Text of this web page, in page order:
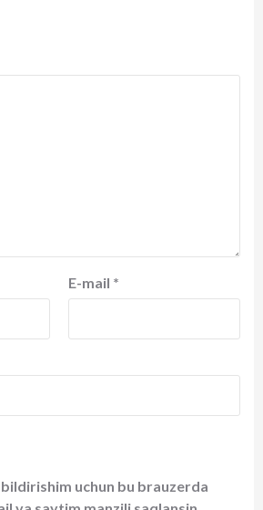
E-mail *
uchun bu brauzerda